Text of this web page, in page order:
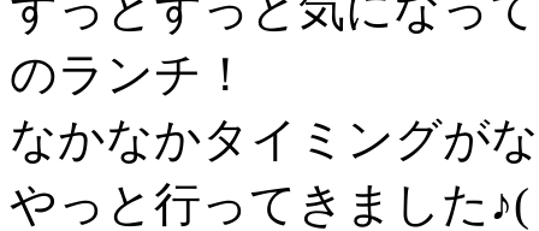
のランチ！
なかなかタイミングが
やっと行ってきました